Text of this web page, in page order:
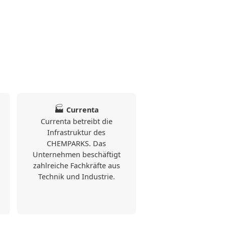
🏭 Currenta
Currenta betreibt die
Infrastruktur des
CHEMPARKS. Das
Unternehmen beschäftigt
zahlreiche Fachkräfte aus
Technik und Industrie.